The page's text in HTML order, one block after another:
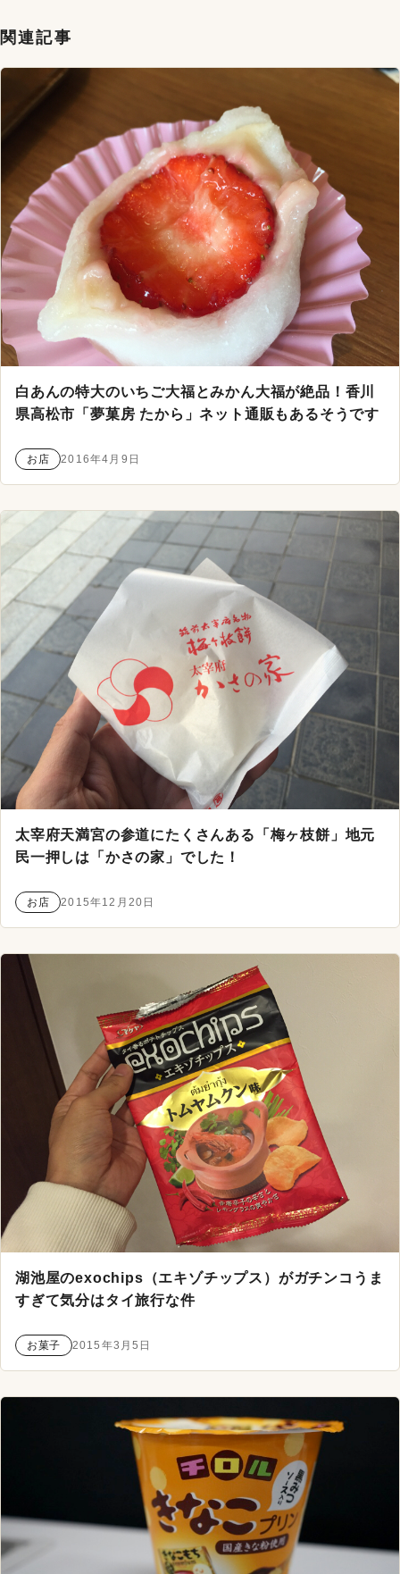
関連記事
白あんの特大のいちご大福とみかん大福が絶品！香川
県高松市「夢菓房 たから」ネット通販もあるそうです
お店 2016年4月9日
太宰府天満宮の参道にたくさんある「梅ヶ枝餅」地元
民一押しは「かさの家」でした！
お店 2015年12月20日
湖池屋のexochips（エキゾチップス）がガチンコうま
すぎて気分はタイ旅行な件
お菓子 2015年3月5日